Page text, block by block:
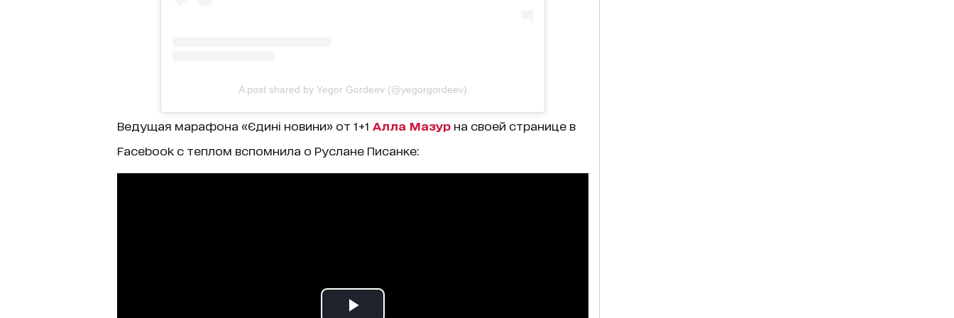
A post shared by Yegor Gordeev (@yegorgordeev)
Ведущая марафона «Єдині новини» от 1+1 Алла Мазурна своей странице в
Facebook с теплом вспомнила о Руслане Писанке: